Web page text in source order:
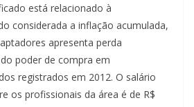
está relacionado à
considerada a inflação acumulada,
apresenta perda
poder de compra em
registrados em 2012. O salário
os profissionais da área é de R$